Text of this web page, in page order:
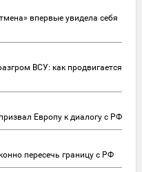
впервые увидела себя
ВСУ: как продвигается
Европу к диалогу с РФ
пересечь границу с РФ